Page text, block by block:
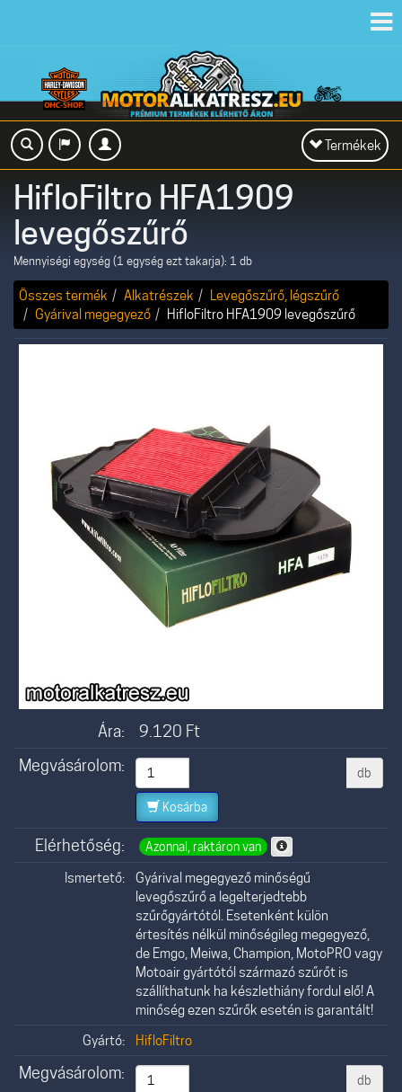
Toggle
navigation
Termékek
HifloFiltro HFA1909
levegőszűrő
Mennyiségi egység (1 egység ezt takarja): 1 db
Összes termék Alkatrészek
Levegőszűrő, légszűrő
Gyárival megegyező
HifloFiltro HFA1909 levegőszűrő
Ára: 9.120 Ft
Megvásárolom:
db
Kosárba
Elérhetőség: Azonnal, raktáron van
Ismertető:
Gyárival megegyező minőségű
levegőszűrő a legelterjedtebb
szűrőgyártótól. Esetenként külön
értesítés nélkül minőségileg megegyező,
de Emgo, Meiwa, Champion, MotoPRO vagy
Motoair gyártótól származó szűrőt is
szállíthatunk ha készlethiány fordul elő! A
minőség ezen szűrők esetén is garantált!
Gyártó:
HifloFiltro
Megvásárolom: db